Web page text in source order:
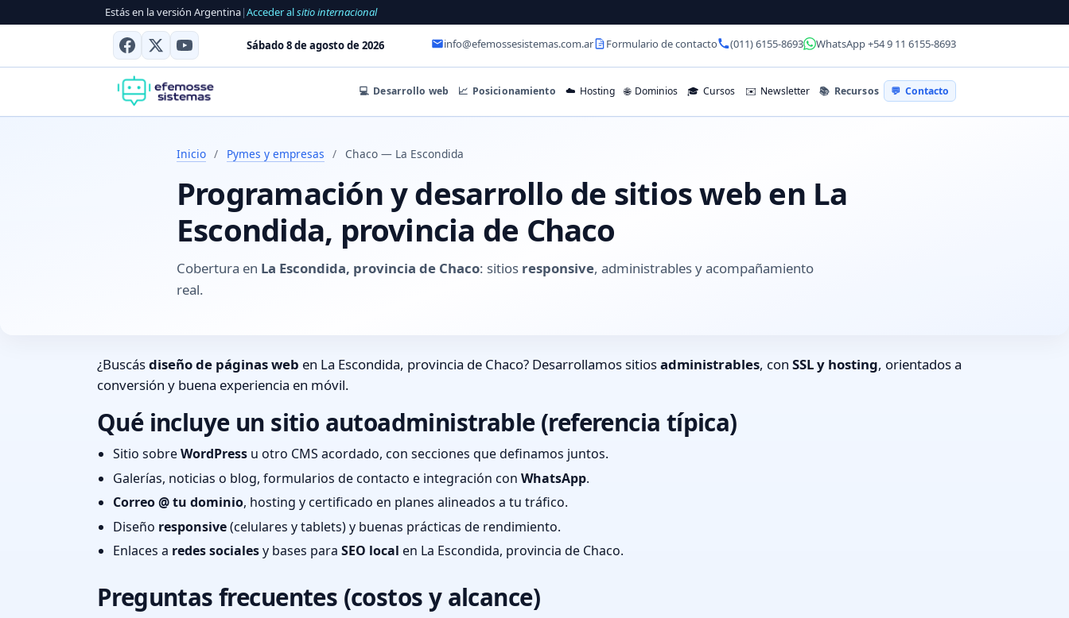
Estás en la versión Argentina|Acceder alsitio internacional
Sábado 8 de agosto de 2026 info@efemossesistemas.com.ar Formulario de contacto (011) 6155-8693 WhatsApp +54 9 11 6155-8693
💻 Desarrollo web 📈 Posicionamiento ☁️ Hosting 🌐 Dominios 🎓 Cursos ✉️ Newsletter 📚 Recursos 💬 Contacto
Inicio / Pymes y empresas / Chaco — La Escondida
Programación y desarrollo de sitios web en La
Escondida, provincia de Chaco
Cobertura en La Escondida, provincia de Chaco: sitios responsive, administrables y acompañamiento
real.
¿Buscásdiseño de páginas web en La Escondida, provincia de Chaco? Desarrollamos sitiosadministrables, con SSL y hosting, orientados a
conversión y buena experiencia en móvil.
Qué incluye un sitio autoadministrable (referencia típica)
Sitio sobreWordPress u otro CMS acordado, con secciones que definamos juntos.
Galerías, noticias o blog, formularios de contacto e integración con WhatsApp.
Correo @ tu dominio, hosting y certificado en planes alineados a tu tráfico.
Diseño responsive(celulares y tablets) y buenas prácticas de rendimiento.
Enlaces a redes socialesy bases para SEO local en La Escondida, provincia de Chaco.
Preguntas frecuentes (costos y alcance)